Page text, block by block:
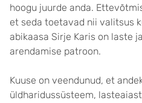
hoogu juurde anda.
et seda toetavad nii valitsus
abikaasa Sirje Karis on laste
arendamise patroon.
Kuuse on veendunud, et
üldharidussüsteem,